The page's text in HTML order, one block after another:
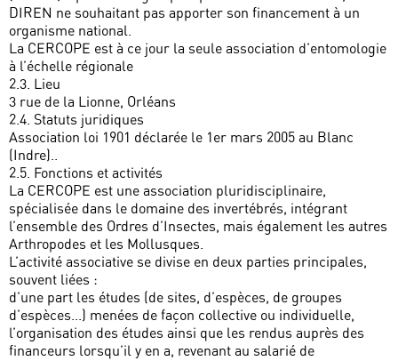
DIREN ne souhaitant pas apporter son financement à un
organisme national.
La CERCOPE est à ce jour la seule association d’entomologie
à l’échelle régionale
2.3. Lieu
3 rue de la Lionne, Orléans
2.4. Statuts juridiques
Association loi 1901 déclarée le 1er mars 2005 au Blanc
(Indre)..
2.5. Fonctions et activités
La CERCOPE est une association pluridisciplinaire,
spécialisée dans le domaine des invertébrés, intégrant
l’ensemble des Ordres d’Insectes, mais également les autres
Arthropodes et les Mollusques.
L’activité associative se divise en deux parties principales,
souvent liées :
d’une part les études (de sites, d’espèces, de groupes
d’espèces...) menées de façon collective ou individuelle,
l’organisation des études ainsi que les rendus auprès des
financeurs lorsqu’il y en a, revenant au salarié de